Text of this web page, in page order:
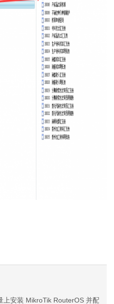
上安装 MikroTik RouterOS 并配置